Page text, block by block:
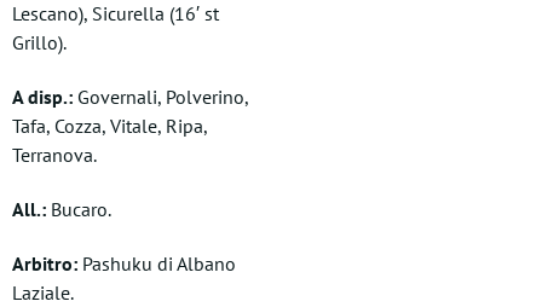
Lescano), Sicurella (16′ st
Grillo).
A disp.: Governali, Polverino,
Tafa, Cozza, Vitale, Ripa,
Terranova.
All.: Bucaro.
Arbitro: Pashuku di Albano
Laziale.